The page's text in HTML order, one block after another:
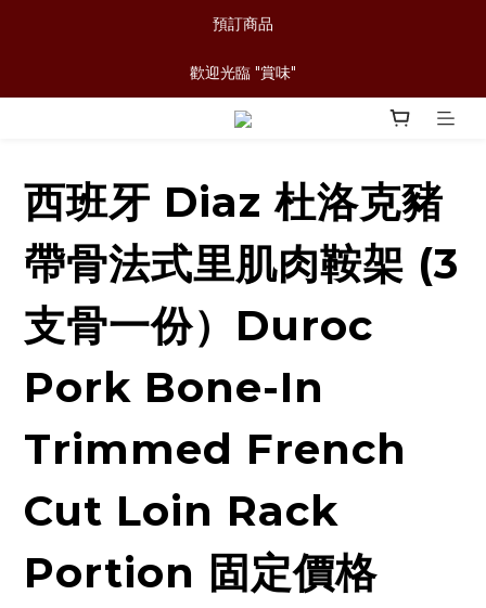
預訂商品
歡迎光臨 "賞味"
西班牙 Diaz 杜洛克豬
帶骨法式里肌肉鞍架 (3
支骨一份）Duroc
Pork Bone-In
Trimmed French
Cut Loin Rack
Portion 固定價格